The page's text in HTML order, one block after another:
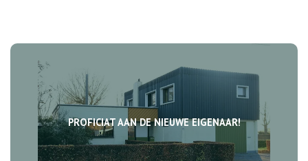
PROFICIAT AAN DE NIEUWE EIGENAAR!